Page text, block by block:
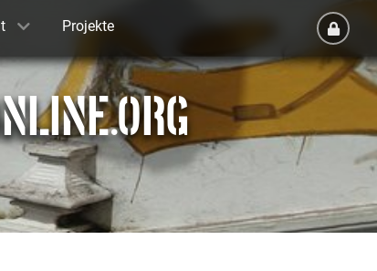
Projekte